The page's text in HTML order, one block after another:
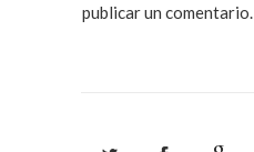
publicar un comentario.